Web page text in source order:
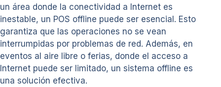
un área donde la conectividad a Internet es
inestable, un POS offline puede ser esencial. Esto
garantiza que las operaciones no se vean
interrumpidas por problemas de red. Además, en
eventos al aire libre o ferias, donde el acceso a
Internet puede ser limitado, un sistema offline es
una solución efectiva.